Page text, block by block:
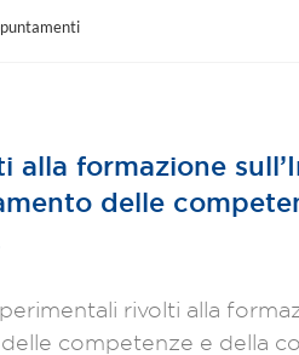
formazione
delle
rivolti alla
competenze e della